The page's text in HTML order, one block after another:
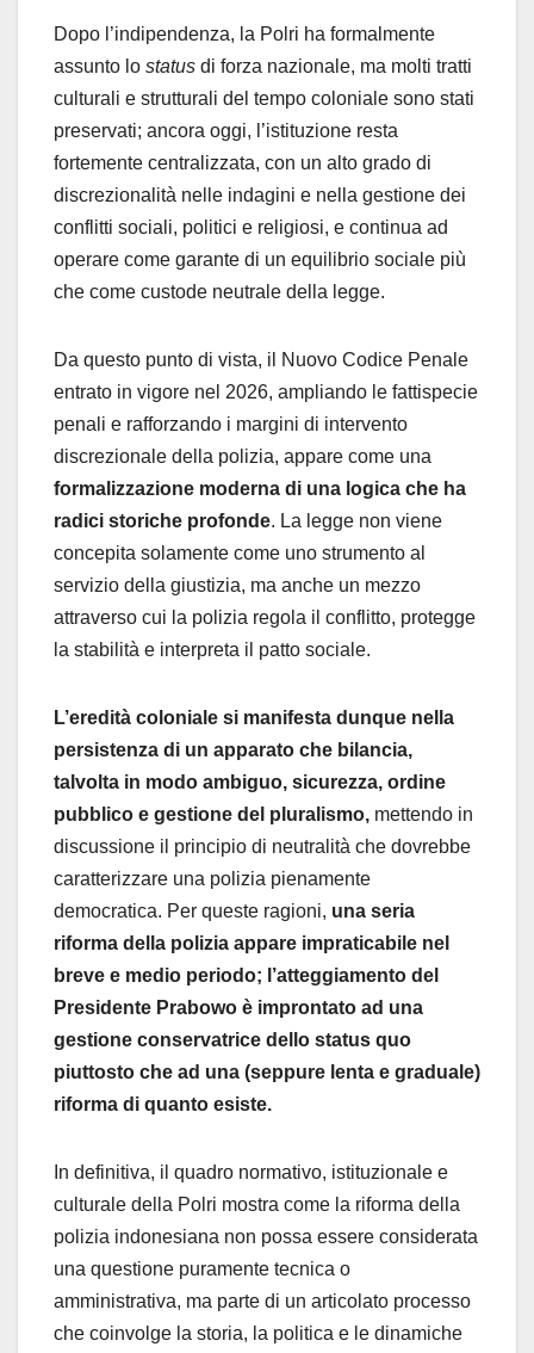
Dopo l’indipendenza, la Polri ha formalmente
assunto lo status di forza nazionale, ma molti tratti
culturali e strutturali del tempo coloniale sono stati
preservati; ancora oggi, l’istituzione resta
fortemente centralizzata, con un alto grado di
discrezionalità nelle indagini e nella gestione dei
conflitti sociali, politici e religiosi, e continua ad
operare come garante di un equilibrio sociale più
che come custode neutrale della legge.
Da questo punto di vista, il Nuovo Codice Penale
entrato in vigore nel 2026, ampliando le fattispecie
penali e rafforzando i margini di intervento
discrezionale della polizia, appare come una
formalizzazione moderna di una logica che ha
radici storiche profonde. La legge non viene
concepita solamente come uno strumento al
servizio della giustizia, ma anche un mezzo
attraverso cui la polizia regola il conflitto, protegge
la stabilità e interpreta il patto sociale.
L’eredità coloniale si manifesta dunque nella
persistenza di un apparato che bilancia,
talvolta in modo ambiguo, sicurezza, ordine
pubblico e gestione del pluralismo, mettendo in
discussione il principio di neutralità che dovrebbe
caratterizzare una polizia pienamente
democratica. Per queste ragioni, una seria
riforma della polizia appare impraticabile nel
breve e medio periodo; l’atteggiamento del
Presidente Prabowo è improntato ad una
gestione conservatrice dello status quo
piuttosto che ad una (seppure lenta e graduale)
riforma di quanto esiste.
In definitiva, il quadro normativo, istituzionale e
culturale della Polri mostra come la riforma della
polizia indonesiana non possa essere considerata
una questione puramente tecnica o
amministrativa, ma parte di un articolato processo
che coinvolge la storia, la politica e le dinamiche